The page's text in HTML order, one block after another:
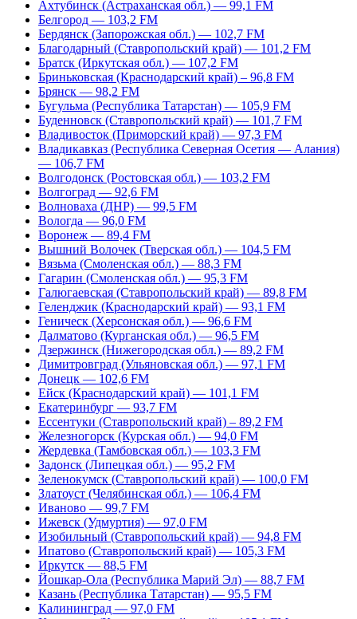
Ахтубинск (Астраханская обл.) — 99,1 FM
Белгород — 103,2 FM
Бердянск (Запорожская обл.) — 102,7 FM
Благодарный (Ставропольский край) — 101,2 FM
Братск (Иркутская обл.) — 107,2 FM
Бриньковская (Краснодарский край) – 96,8 FM
Брянск — 98,2 FM
Бугульма (Республика Татарстан) — 105,9 FM
Буденновск (Ставропольский край) — 101,7 FM
Владивосток (Приморский край) — 97,3 FM
Владикавказ (Республика Северная Осетия — Алания)
— 106,7 FM
Волгодонск (Ростовская обл.) — 103,2 FM
Волгоград — 92,6 FM
Волноваха (ДНР) — 99,5 FM
Вологда — 96,0 FM
Воронеж — 89,4 FM
Вышний Волочек (Тверская обл.) — 104,5 FM
Вязьма (Смоленская обл.) — 88,3 FM
Гагарин (Смоленская обл.) — 95,3 FM
Галюгаевская (Ставропольский край) — 89,8 FM
Геленджик (Краснодарский край) — 93,1 FM
Геническ (Херсонская обл.) — 96,6 FM
Далматово (Курганская обл.) — 96,5 FM
Дзержинск (Нижегородская обл.) — 89,2 FM
Димитровград (Ульяновская обл.) — 97,1 FM
Донецк — 102,6 FM
Ейск (Краснодарский край) — 101,1 FM
Екатеринбург — 93,7 FM
Ессентуки (Ставропольский край) – 89,2 FM
Железногорск (Курская обл.) — 94,0 FM
Жердевка (Тамбовская обл.) — 103,3 FM
Задонск (Липецкая обл.) — 95,2 FM
Зеленокумск (Ставропольский край) — 100,0 FM
Златоуст (Челябинская обл.) — 106,4 FM
Иваново — 99,7 FM
Ижевск (Удмуртия) — 97,0 FM
Изобильный (Ставропольский край) — 94,8 FM
Ипатово (Ставропольский край) — 105,3 FM
Иркутск — 88,5 FM
Йошкар-Ола (Республика Марий Эл) — 88,7 FM
Казань (Республика Татарстан) — 95,5 FM
Калининград — 97,0 FM